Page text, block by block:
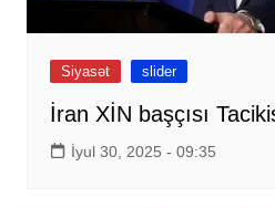
Siyasət slider
İran XİN başçısı
İyul 30, 2025 - 09:35